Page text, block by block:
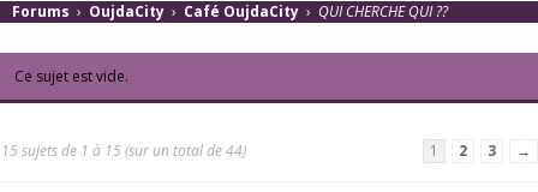
Forums › OujdaCity › Café OujdaCity › QUI CHERCHE QUI ??
Ce sujet est vide.
15 sujets de 1 à 15 (sur un total de 44) 1 2 3 →